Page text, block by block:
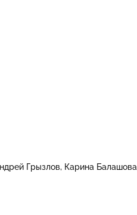
Грызлов Карина Балашова